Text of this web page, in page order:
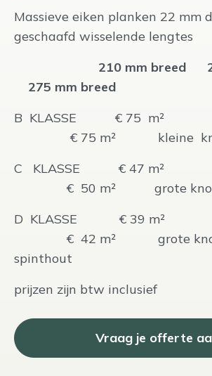
Massieve eiken planken 22 mm
geschaafd wisselende lengtes
210 mm breed
275 mm breed
B KLASSE € 75 m²
€ 75 m² kleine
C KLASSE € 47 m²
€ 50 m² grote
D KLASSE € 39 m²
€ 42 m² grote
spinthout
prijzen zijn btw inclusief
Vraag je offerte